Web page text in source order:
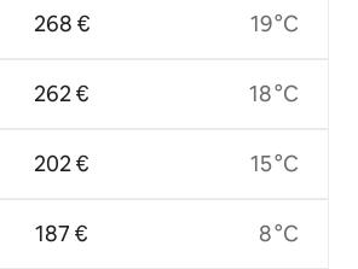
268 €
262 €
202 €
187 €
19 °C
18 °C
15 °C
8 °C